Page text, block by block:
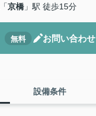
「京橋 」駅 徒歩15分
無料 お問い合わせ
設備条件